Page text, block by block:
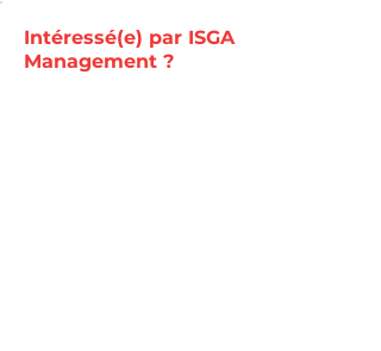
Intéressé(e) par ISGA
Management ?